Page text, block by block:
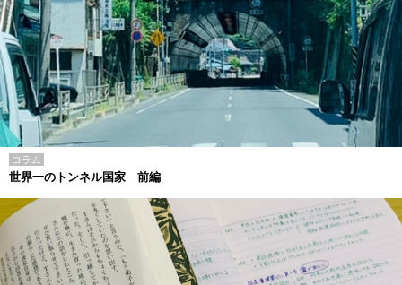
コラム
世界一のトンネル国家 前編